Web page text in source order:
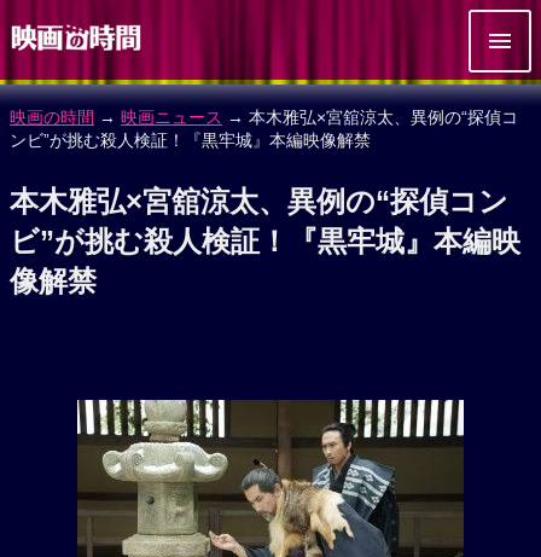
映画の時間 → 映画ニュース → 本木雅弘×宮舘涼太、異例の“探偵コ
ンビ”が挑む殺人検証！『黒牢城』本編映像解禁
本木雅弘×宮舘涼太、異例の“探偵コン
ビ”が挑む殺人検証！『黒牢城』本編映
像解禁